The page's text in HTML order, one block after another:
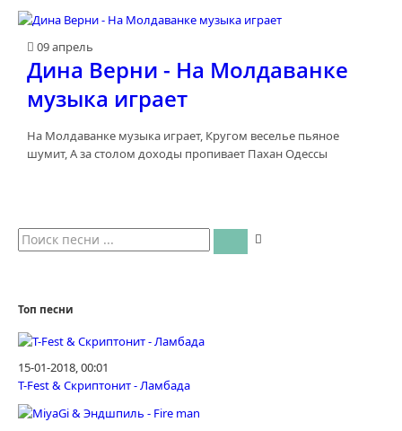
09 апрель
Дина Верни - На Молдаванке
музыка играет
На Молдаванке музыка играет, Кругом веселье пьяное
шумит, А за столом доходы пропивает Пахан Одессы
Топ песни
15-01-2018, 00:01
T-Fest & Скриптонит - Ламбада